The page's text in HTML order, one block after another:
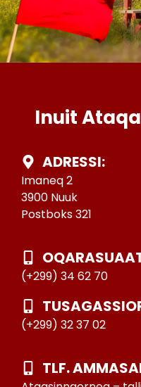
Inuit
ADRESSI:
Imaneq 2
3900 Nuuk
Postboks 321
(+299) 34 62 70
(+299) 32 37 02
TLF.